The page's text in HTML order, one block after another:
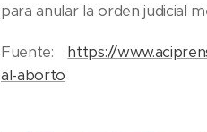
para anular la orden judicial
Fuente: https://
al-aborto